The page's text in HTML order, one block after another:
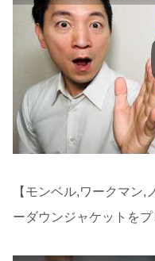
【モンベル,ワークマン
ーダウンジャケットを